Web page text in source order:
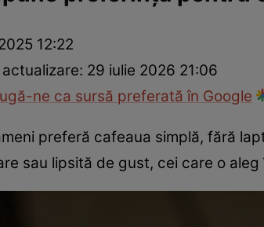
personală
12:22
29 iulie 2026 21:06
ne ca sursă preferată în Google
preferă cafeaua simplă, fără
sau lipsită de gust, cei care o